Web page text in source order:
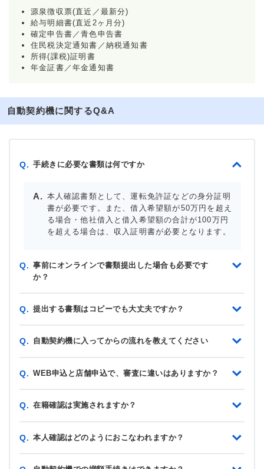
源泉徴収票(直近／最新分)
給与明細書(直近2ヶ月分)
確定申告書／青色申告書
住民税決定通知書／納税通知書
所得(課税)証明書
年金証書／年金通知書
自動契約機に関するQ&A
Q. 手続きに必要な書類は何ですか
本人確認書類として、運転免許証などの身分証明
書が必要です。また、借入希望額が50万円を超え
る場合・他社借入と借入希望額の合計が100万円
を超える場合は、収入証明書が必要となります。
Q. 事前にオンラインで書類提出した場合も必要です
か？
Q. 提出する書類はコピーでも大丈夫ですか？
Q. 自動契約機に入ってからの流れを教えてください
Q. WEB申込と店舗申込で、審査に違いはありますか？
Q. 在籍確認は実施されますか？
Q. 本人確認はどのようにおこなわれますか？